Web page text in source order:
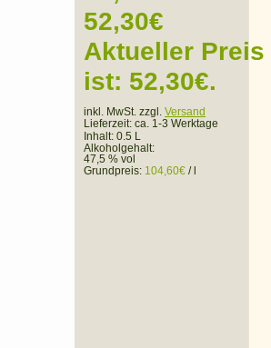
52,30€
Aktueller Preis
ist: 52,30€.
inkl. MwSt. zzgl. Versand
Lieferzeit: ca. 1-3 Werktage
Inhalt: 0.5 L
Alkoholgehalt:
47,5 % vol
Grundpreis: 104,60€ /